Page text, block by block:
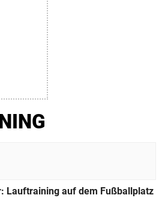
Lauftraining auf dem Fußballplatz